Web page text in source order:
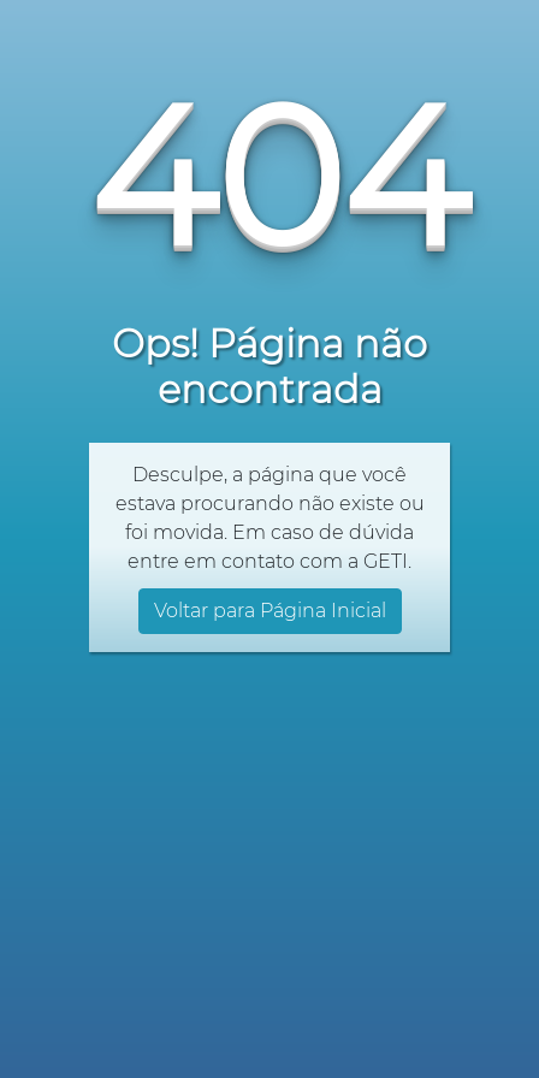
404
Ops! Página não
encontrada
Desculpe, a página que você
estava procurando não existe ou
foi movida. Em caso de dúvida
entre em contato com a GETI.
Voltar para Página Inicial